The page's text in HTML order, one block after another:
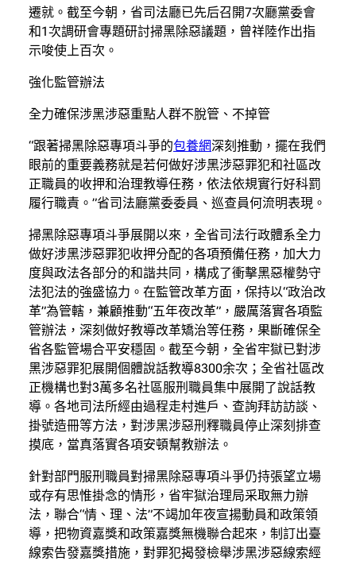
遷就。截至今朝，省司法廳已先后召開7次廳黨委會
和1次調研會專題研討掃黑除惡議題，曾祥陸作出指
示唆使上百次。
強化監管辦法
全力確保涉黑涉惡重點人群不脫管、不掉管
“跟著掃黑除惡專項斗爭的包養網深刻推動，擺在我們
眼前的重要義務就是若何做好涉黑涉惡罪犯和社區改
正職員的收押和治理教導任務，依法依規實行好科罰
履行職責。”省司法廳黨委委員、巡查員何流明表現。
掃黑除惡專項斗爭展開以來，全省司法行政體系全力
做好涉黑涉惡罪犯收押分配的各項預備任務，加大力
度與政法各部分的和諧共同，構成了衝擊黑惡權勢守
法犯法的強盛協力。在監管改革方面，保持以“政治改
革”為管轄，兼顧推動“五年夜改革”，嚴厲落實各項監
管辦法，深刻做好教導改革矯治等任務，果斷確保全
省各監管場合平安穩固。截至今朝，全省牢獄已對涉
黑涉惡罪犯展開個體說話教導8300余次；全省社區改
正機構也對3萬多名社區服刑職員集中展開了說話教
導。各地司法所經由過程走村進戶、查詢拜訪訪談、
掛號造冊等方法，對涉黑涉惡刑釋職員停止深刻排查
摸底，當真落實各項安頓幫教辦法。
針對部門服刑職員對掃黑除惡專項斗爭仍持張望立場
或存有思惟掛念的情形，省牢獄治理局采取無力辦
法，聯合“情、理、法”不竭加年夜宣揚動員和政策領
導，把物資嘉獎和政策嘉獎無機聯合起來，制訂出臺
線索告發嘉獎措施，對罪犯揭發檢舉涉黑涉惡線索經